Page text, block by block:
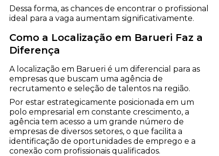
Dessa forma, as chances de encontrar o profissional
ideal para a vaga aumentam significativamente.
Como a Localização em Barueri Faz a
Diferença
A localização em Barueri é um diferencial para as
empresas que buscam uma agência de
recrutamento e seleção de talentos na região.
Por estar estrategicamente posicionada em um
polo empresarial em constante crescimento, a
agência tem acesso a um grande número de
empresas de diversos setores, o que facilita a
identificação de oportunidades de emprego e a
conexão com profissionais qualificados.